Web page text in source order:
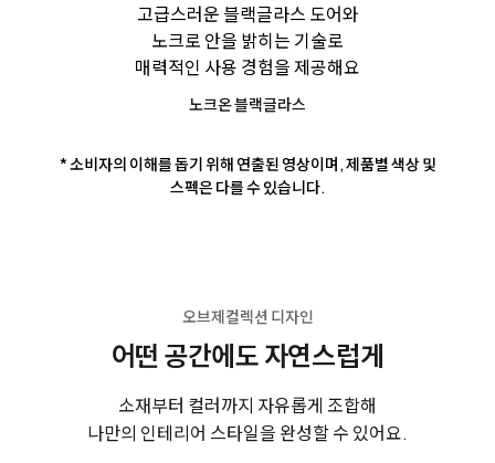
고급스러운 블랙글라스 도어와
노크로 안을 밝히는 기술로
매력적인 사용 경험을 제공해요
노크온 블랙글라스
* 소비자의 이해를 돕기 위해 연출된 영상이며, 제품별 색상 및
스펙은 다를 수 있습니다.
오브제컬렉션 디자인
어떤 공간에도 자연스럽게
소재부터 컬러까지 자유롭게 조합해
나만의 인테리어 스타일을 완성할 수 있어요.